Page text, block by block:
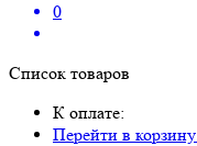
0
Список товаров
К оплате:
Перейти в корзину